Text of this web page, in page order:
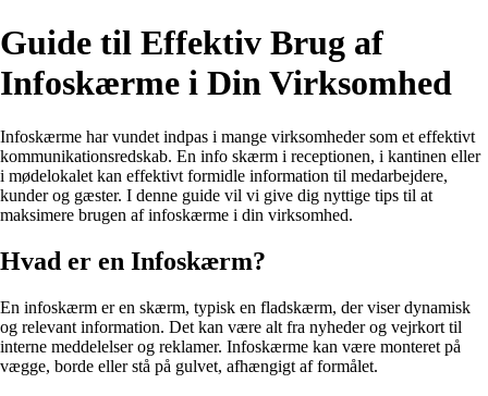
Guide til Effektiv Brug af
Infoskærme i Din Virksomhed
Infoskærme har vundet indpas i mange virksomheder som et effektivt
kommunikationsredskab. En info skærm i receptionen, i kantinen eller
i mødelokalet kan effektivt formidle information til medarbejdere,
kunder og gæster. I denne guide vil vi give dig nyttige tips til at
maksimere brugen af infoskærme i din virksomhed.
Hvad er en Infoskærm?
En infoskærm er en skærm, typisk en fladskærm, der viser dynamisk
og relevant information. Det kan være alt fra nyheder og vejrkort til
interne meddelelser og reklamer. Infoskærme kan være monteret på
vægge, borde eller stå på gulvet, afhængigt af formålet.